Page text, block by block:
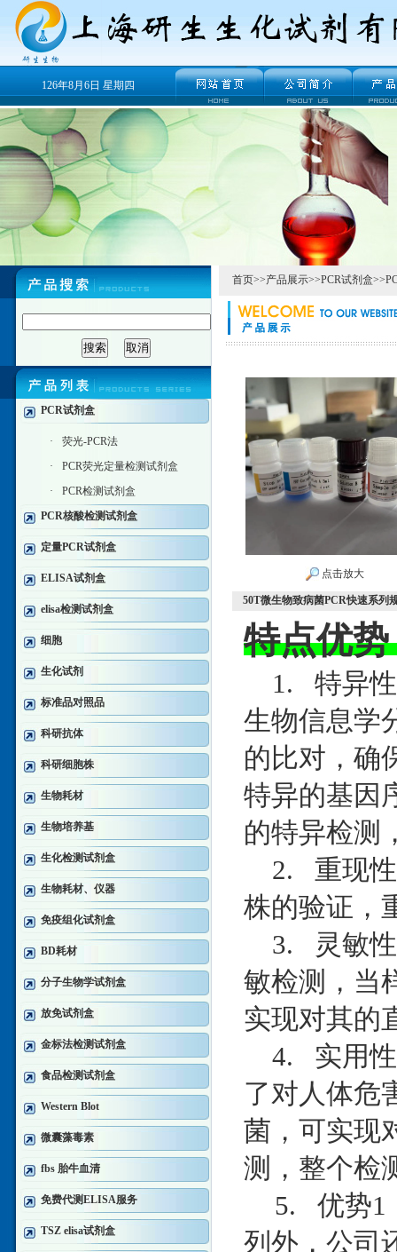
126年8月6日 星期四
PCR试剂盒
·
荧光-PCR法
·
PCR荧光定量检测试剂盒
·
PCR检测试剂盒
PCR核酸检测试剂盒
定量PCR试剂盒
ELISA试剂盒
elisa检测试剂盒
细胞
生化试剂
标准品对照品
科研抗体
科研细胞株
生物耗材
生物培养基
生化检测试剂盒
生物耗材、仪器
免疫组化试剂盒
BD耗材
分子生物学试剂盒
放免试剂盒
金标法检测试剂盒
食品检测试剂盒
Western Blot
微囊藻毒素
fbs 胎牛血清
免费代测ELISA服务
TSZ elisa试剂盒
首页>>产品展示>>PCR试剂盒>>
点击放大
50T微生物致病菌PCR快速系列
特点优势
1. 特异性
生物信息学
的比对，确
特异的基因
的特异检测
2. 重现性
株的验证，
3. 灵敏性
敏检测，当
实现对其的
4. 实用
了对人体危
菌，可实现
测，整个检
5. 优势1
列外，公司